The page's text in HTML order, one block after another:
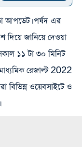
আপডেট। পর্ষদ এর
দিয়ে জানিয়ে দেওয়া
১১ টা ৩০ মিনিট
রেজাল্ট 2022
বিভিন্ন ওয়েবসাইটে ও